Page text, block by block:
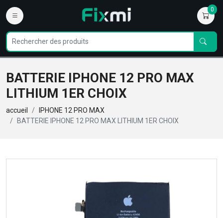
0
BATTERIE IPHONE 12 PRO MAX
LITHIUM 1ER CHOIX
accueil
IPHONE 12 PRO MAX
BATTERIE IPHONE 12 PRO MAX LITHIUM 1ER CHOIX